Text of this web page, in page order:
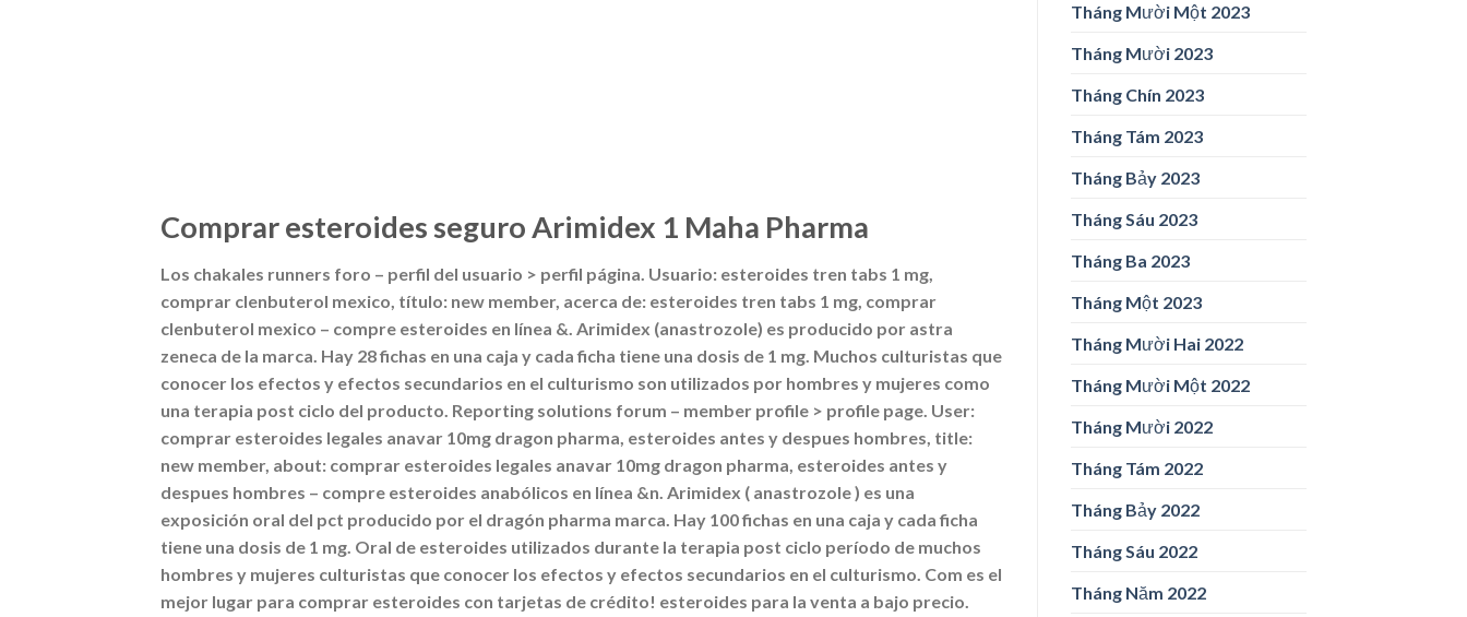
Comprar esteroides seguro Arimidex 1 Maha Pharma
Los chakales runners foro – perfil del usuario > perfil página. Usuario: esteroides tren tabs 1 mg,
comprar clenbuterol mexico, título: new member, acerca de: esteroides tren tabs 1 mg, comprar
clenbuterol mexico – compre esteroides en línea &. Arimidex (anastrozole) es producido por astra
zeneca de la marca. Hay 28 fichas en una caja y cada ficha tiene una dosis de 1 mg. Muchos culturistas que
conocer los efectos y efectos secundarios en el culturismo son utilizados por hombres y mujeres como
una terapia post ciclo del producto. Reporting solutions forum – member profile > profile page. User:
comprar esteroides legales anavar 10mg dragon pharma, esteroides antes y despues hombres, title:
new member, about: comprar esteroides legales anavar 10mg dragon pharma, esteroides antes y
despues hombres – compre esteroides anabólicos en línea &n. Arimidex ( anastrozole ) es una
exposición oral del pct producido por el dragón pharma marca. Hay 100 fichas en una caja y cada ficha
tiene una dosis de 1 mg. Oral de esteroides utilizados durante la terapia post ciclo período de muchos
hombres y mujeres culturistas que conocer los efectos y efectos secundarios en el culturismo. Com es el
mejor lugar para comprar esteroides con tarjetas de crédito! esteroides para la venta a bajo precio.
Tháng Mười Một 2023
Tháng Mười 2023
Tháng Chín 2023
Tháng Tám 2023
Tháng Bảy 2023
Tháng Sáu 2023
Tháng Ba 2023
Tháng Một 2023
Tháng Mười Hai 2022
Tháng Mười Một 2022
Tháng Mười 2022
Tháng Tám 2022
Tháng Bảy 2022
Tháng Sáu 2022
Tháng Năm 2022